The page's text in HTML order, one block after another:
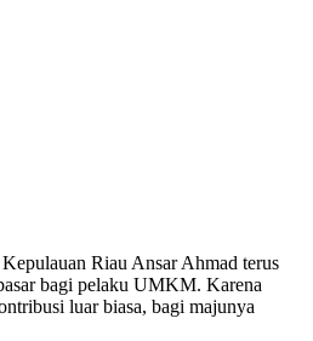
Riau Ansar Ahmad terus
bagi pelaku UMKM. Karena
luar biasa, bagi majunya